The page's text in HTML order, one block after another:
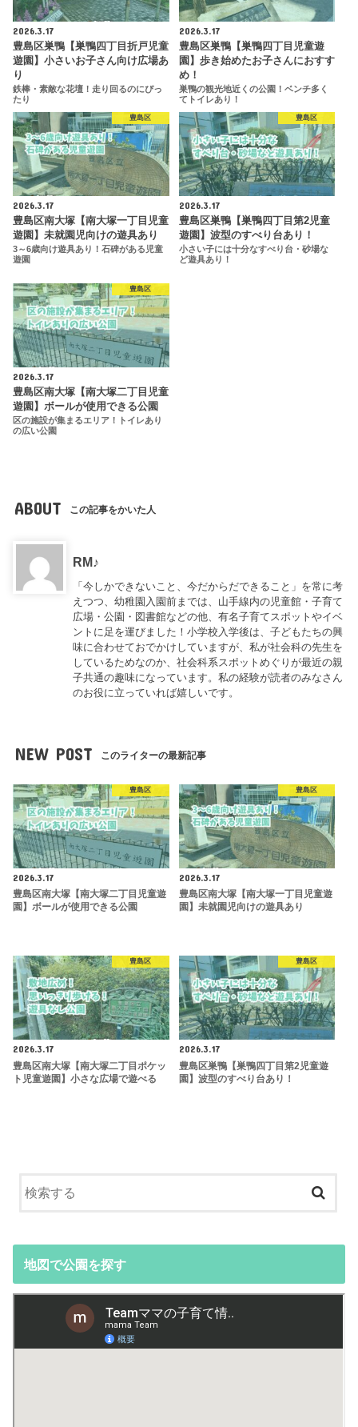
2026.3.17
豊島区巣鴨【巣鴨四丁目折戸児童
遊園】小さいお子さん向け広場あ
り
鉄棒・素敵な花壇！走り回るのにぴっ
たり
2026.3.17
豊島区巣鴨【巣鴨四丁目児童遊
園】歩き始めたお子さんにおすす
め！
巣鴨の観光地近くの公園！ベンチ多く
てトイレあり！
豊島区
2026.3.17
豊島区南大塚【南大塚一丁目児童
遊園】未就園児向けの遊具あり
3～6歳向け遊具あり！石碑がある児童
遊園
豊島区
2026.3.17
豊島区巣鴨【巣鴨四丁目第2児童
遊園】波型のすべり台あり！
小さい子には十分なすべり台・砂場な
ど遊具あり！
豊島区
2026.3.17
豊島区南大塚【南大塚二丁目児童
遊園】ボールが使用できる公園
区の施設が集まるエリア！トイレあり
の広い公園
ABOUT この記事をかいた人
RM♪
「今しかできないこと、今だからだできること」を常に考
えつつ、幼稚園入園前までは、山手線内の児童館・子育て
広場・公園・図書館などの他、有名子育てスポットやイベ
ントに足を運びました！小学校入学後は、子どもたちの興
味に合わせておでかけしていますが、私が社会科の先生を
しているためなのか、社会科系スポットめぐりが最近の親
子共通の趣味になっています。私の経験が読者のみなさん
のお役に立っていれば嬉しいです。
NEW POST このライターの最新記事
豊島区
2026.3.17
豊島区南大塚【南大塚二丁目児童遊
園】ボールが使用できる公園
豊島区
2026.3.17
豊島区南大塚【南大塚一丁目児童遊
園】未就園児向けの遊具あり
豊島区
2026.3.17
豊島区南大塚【南大塚二丁目ポケッ
ト児童遊園】小さな広場で遊べる
豊島区
2026.3.17
豊島区巣鴨【巣鴨四丁目第2児童遊
園】波型のすべり台あり！
地図で公園を探す